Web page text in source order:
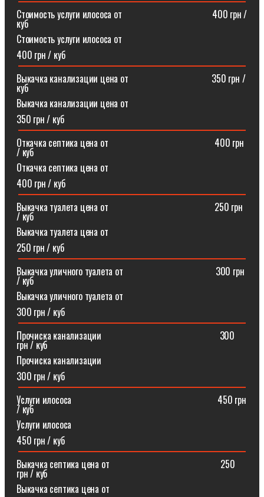
Стоимость услуги илососа от⠀⠀⠀⠀⠀⠀⠀⠀⠀⠀⠀⠀⠀400 грн /
куб
Стоимость услуги илососа от
400 грн / куб
Выкачка канализации цена от⠀⠀⠀⠀⠀⠀⠀⠀⠀⠀⠀⠀350 грн /
куб
Выкачка канализации цена от
350 грн / куб
Откачка септика цена от ⠀⠀⠀⠀⠀⠀⠀⠀⠀⠀⠀⠀⠀⠀⠀400 грн
/ куб
Откачка септика цена от
400 грн / куб
Выкачка туалета цена от ⠀⠀⠀⠀⠀⠀⠀⠀⠀⠀⠀⠀⠀⠀⠀250 грн
/ куб
Выкачка туалета цена от
250 грн / куб
Выкачка уличного туалета от ⠀⠀⠀⠀⠀⠀⠀⠀⠀⠀⠀⠀⠀300 грн
/ куб
Выкачка уличного туалета от
300 грн / куб
Прочиска канализации⠀⠀⠀⠀⠀⠀⠀⠀⠀⠀⠀⠀⠀⠀⠀⠀⠀300
грн / куб
Прочиска канализации
300 грн / куб
Услуги илососа⠀⠀⠀⠀⠀⠀⠀⠀⠀⠀⠀⠀⠀⠀⠀⠀⠀⠀⠀⠀⠀450 грн
/ куб
Услуги илососа
450 грн / куб
Выкачка септика цена от⠀⠀⠀⠀⠀⠀⠀⠀⠀⠀⠀⠀⠀⠀⠀⠀250
грн / куб
Выкачка септика цена от